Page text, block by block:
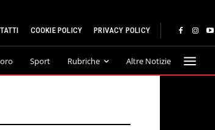
COOKIE POLICY PRIVACY POLICY
Sport Rubriche Altre Notizie